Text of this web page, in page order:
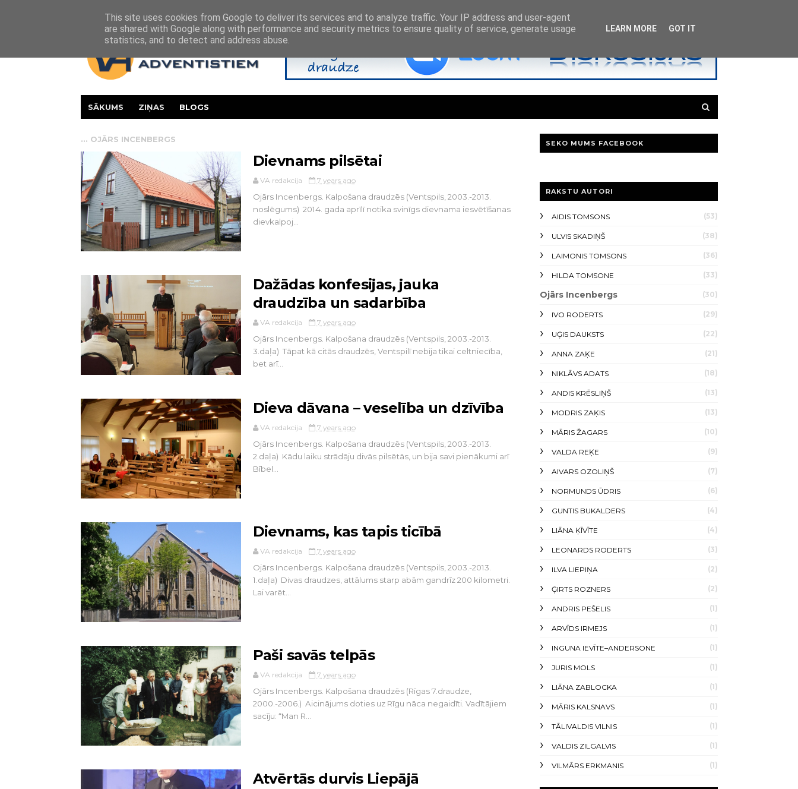
SĀKUMS ZIŅAS BLOGS
... OJĀRS INCENBERGS
Dievnams pilsētai
VA redakcija 7 years ago
Ojārs Incenbergs. Kalpošana draudzēs (Ventspils, 2003.-2013.
noslēgums) 2014. gada aprīlī notika svinīgs dievnama iesvētīšanas
dievkalpoj...
Dažādas konfesijas, jauka
draudzība un sadarbība
VA redakcija 7 years ago
Ojārs Incenbergs. Kalpošana draudzēs (Ventspils, 2003.-2013.
3.daļa) Tāpat kā citās draudzēs, Ventspilī nebija tikai celtniecība,
bet arī...
Dieva dāvana – veselība un dzīvība
VA redakcija 7 years ago
Ojārs Incenbergs. Kalpošana draudzēs (Ventspils, 2003.-2013.
2.daļa) Kādu laiku strādāju divās pilsētās, un bija savi pienākumi arī
Bībel...
Dievnams, kas tapis ticībā
VA redakcija 7 years ago
Ojārs Incenbergs. Kalpošana draudzēs (Ventspils, 2003.-2013.
1.daļa) Divas draudzes, attālums starp abām gandrīz 200 kilometri.
Lai varēt...
Paši savās telpās
VA redakcija 7 years ago
Ojārs Incenbergs. Kalpošana draudzēs (Rīgas 7.draudze,
2000.-2006.) Aicinājums doties uz Rīgu nāca negaidīti. Vadītājiem
sacīju: “Man R...
Atvērtās durvis Liepājā
SEKO MUMS FACEBOOK
RAKSTU AUTORI
AIDIS TOMSONS (53)
ULVIS SKADIŅŠ (38)
LAIMONIS TOMSONS (36)
HILDA TOMSONE (33)
Ojārs Incenbergs (30)
IVO RODERTS (29)
UĢIS DAUKSTS (22)
ANNA ZAĶE (21)
NIKLĀVS ADATS (18)
ANDIS KRĒSLIŅŠ (13)
MODRIS ZAĶIS (13)
MĀRIS ŽAGARS (10)
VALDA REĶE (9)
AIVARS OZOLIŅŠ (7)
NORMUNDS ŪDRIS (6)
GUNTIS BUKALDERS (4)
LIĀNA ĶĪVĪTE (4)
LEONARDS RODERTS (3)
ILVA LIEPIŅA (2)
ĢIRTS ROZNERS (2)
ANDRIS PEŠELIS (1)
ARVĪDS IRMEJS (1)
INGUNA IEVĪTE–ANDERSONE (1)
JURIS MOLS (1)
LIĀNA ZABLOCKA (1)
MĀRIS KALSNAVS (1)
TĀLIVALDIS VILNIS (1)
VALDIS ZILGALVIS (1)
VILMĀRS ERKMANIS (1)
This site uses cookies from Google to deliver its services and to analyze traffic. Your IP address and user-agent
are shared with Google along with performance and security metrics to ensure quality of service, generate usage
statistics, and to detect and address abuse.
LEARN MORE GOT IT